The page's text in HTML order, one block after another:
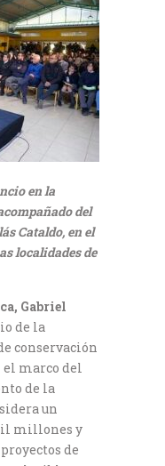
en la
del
Cataldo, en el
localidades de
Gabriel
de la
conservación
el marco del
de la
un
millones y
de